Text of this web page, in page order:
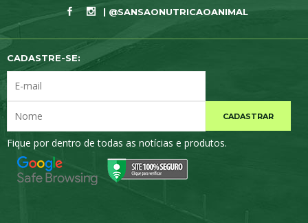
| @SANSAONUTRICAOANIMAL
CADASTRE-SE:
CADASTRAR
Fique por dentro de todas as notícias e produtos.